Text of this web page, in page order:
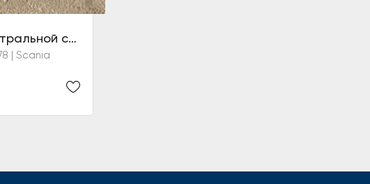
Система центральной смазки переднего моста в сборе (без насоса)
| Scania